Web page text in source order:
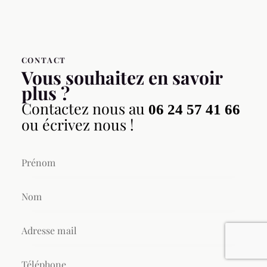
CONTACT
Vous souhaitez en savoir
plus ?
Contactez nous au 06 24 57 41 66
ou écrivez nous !